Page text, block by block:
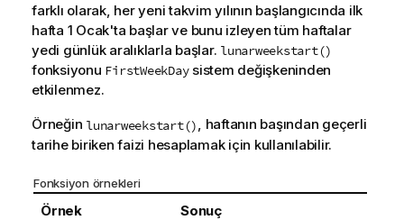
farklı olarak, her yeni takvim yılının başlangıcında ilk
hafta 1 Ocak'ta başlar ve bunu izleyen tüm haftalar
yedi günlük aralıklarla başlar. lunarweekstart()
fonksiyonu FirstWeekDaysistem değişkeninden
etkilenmez.
Örneğin lunarweekstart(), haftanın başından geçerli
tarihe biriken faizi hesaplamak için kullanılabilir.
Fonksiyon örnekleri
Örnek Sonuç